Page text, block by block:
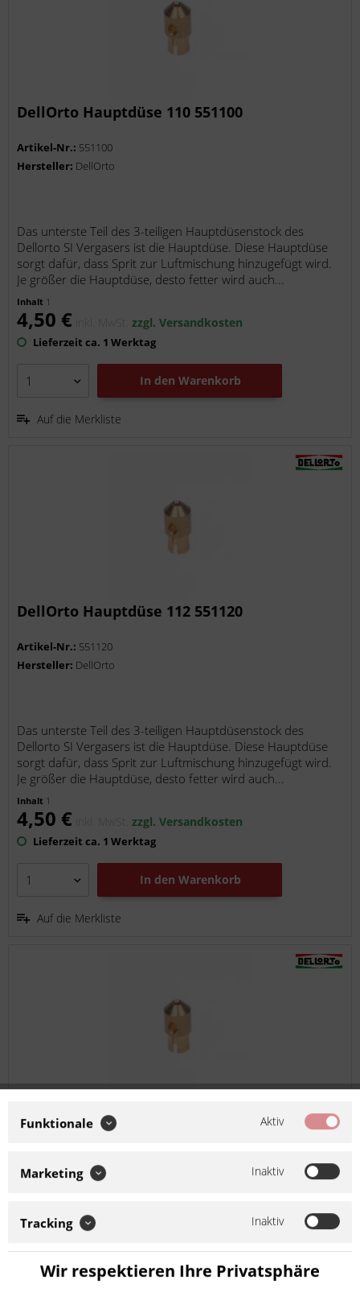
DellOrto Hauptdüse 110 551100
Artikel-Nr.: 551100
Hersteller: DellOrto
Das unterste Teil des 3-teiligen Hauptdüsenstock des
Dellorto SI Vergasers ist die Hauptdüse. Diese Hauptdüse
sorgt dafür, dass Sprit zur Luftmischung hinzugefügt wird.
Je größer die Hauptdüse, desto fetter wird auch...
Inhalt 1
4,50 € inkl. MwSt.zzgl. Versandkosten
Lieferzeit ca. 1 Werktag
In den Warenkorb
Auf die Merkliste
DellOrto Hauptdüse 112 551120
Artikel-Nr.: 551120
Hersteller: DellOrto
Das unterste Teil des 3-teiligen Hauptdüsenstock des
Dellorto SI Vergasers ist die Hauptdüse. Diese Hauptdüse
sorgt dafür, dass Sprit zur Luftmischung hinzugefügt wird.
Je größer die Hauptdüse, desto fetter wird auch...
Inhalt 1
4,50 € inkl. MwSt.zzgl. Versandkosten
Lieferzeit ca. 1 Werktag
In den Warenkorb
Auf die Merkliste
DellOrto
Das unterste Teil des 3-teiligen Hauptdüsenstock des
sorgt dafür, dass Sprit zur Luftmischung hinzugefügt wird.
Je größer die Hauptdüse, desto fetter wird auch...
Funktionale Aktiv
Marketing Inaktiv
Tracking Inaktiv
Wir respektieren Ihre Privatsphäre